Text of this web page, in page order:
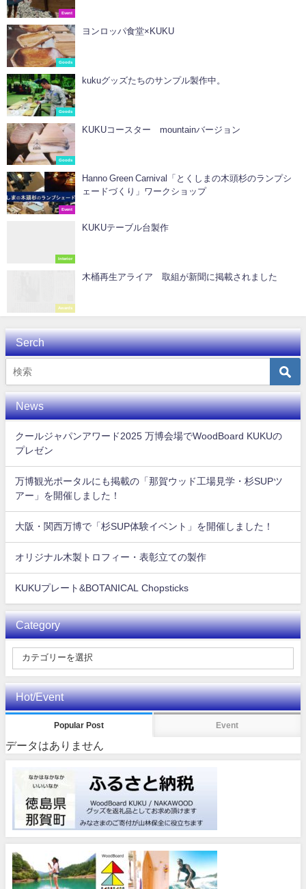
Event
Goods
ヨンロッパ食堂×KUKU
Goods
kukuグッズたちのサンプル製作中。
Goods
KUKUコースター mountainバージョン
Event
Hanno Green Carnival「とくしまの木頭杉のランプシ
ェードづくり」ワークショップ
Interior
KUKUテーブル台製作
Awards
木桶再生アライア 取組が新聞に掲載されました
Serch
News
クールジャパンアワード2025 万博会場でWoodBoard KUKUの
プレゼン
万博観光ポータルにも掲載の「那賀ウッド工場見学・杉SUPツ
アー」を開催しました！
大阪・関西万博で「杉SUP体験イベント」を開催しました！
オリジナル木製トロフィー・表彰立ての製作
KUKUプレート&BOTANICAL Chopsticks
Category
Hot/Event
Popular Post Event
データはありません